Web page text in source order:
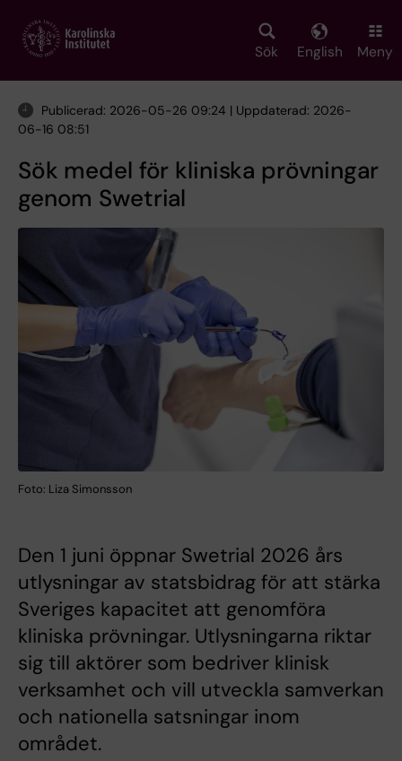
main
Sök English Meny
Publicerad: 2026-05-26 09:24 | Uppdaterad: 2026-
06-16 08:51
Sök medel för kliniska prövningar
genom Swetrial
Foto: Liza Simonsson
Den 1 juni öppnar Swetrial 2026 års
utlysningar av statsbidrag för att stärka
Sveriges kapacitet att genomföra
kliniska prövningar. Utlysningarna riktar
sig till aktörer som bedriver klinisk
verksamhet och vill utveckla samverkan
och nationella satsningar inom
området.